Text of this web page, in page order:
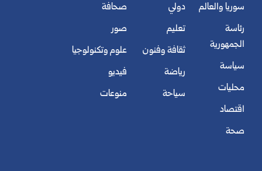
سوريا والعالم
رئاسة
الجمهورية
سياسة
محليات
اقتصاد
صحة
دولي
تعليم
ثقافة وفنون
رياضة
سياحة
صحافة
صور
علوم وتكنولوجيا
فيديو
منوعات